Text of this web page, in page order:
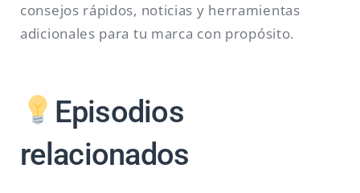
consejos rápidos, noticias y herramientas
adicionales para tu marca con propósito.
Episodios
relacionados